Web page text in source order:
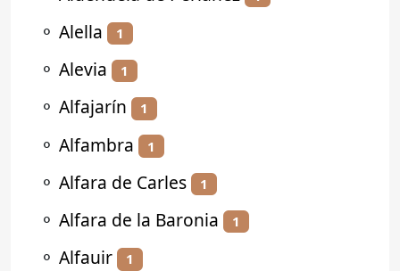
⚬ Alella 1
⚬ Alevia 1
⚬ Alfajarín 1
⚬ Alfambra 1
⚬ Alfara de Carles 1
⚬ Alfara de la Baronia 1
⚬ Alfauir 1